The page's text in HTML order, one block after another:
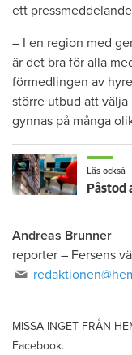
ett
– I en region med
är det bra för alla
förmedlingen av
större utbud att
gynnas på många
Läs också
Andreas Brunner
reporter – Fersens
MISSA INGET FRÅN
Facebook.